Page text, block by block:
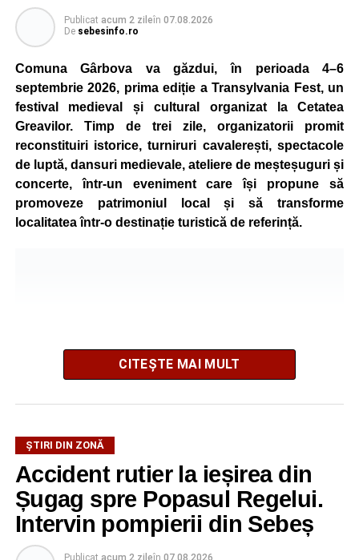
Publicat acum 2 zileîn 07.08.2026
De sebesinfo.ro
Comuna Gârbova va găzdui, în perioada 4–6
septembrie 2026, prima ediție a Transylvania Fest, un
festival medieval și cultural organizat la Cetatea
Greavilor. Timp de trei zile, organizatorii promit
reconstituiri istorice, turniruri cavalerești, spectacole
de luptă, dansuri medievale, ateliere de meșteșuguri și
concerte, într-un eveniment care își propune să
promoveze patrimoniul local și să transforme
localitatea într-o destinație turistică de referință.
Festivalul este organizat de
Liberi, în parteneriat cuPrimăria Comunei Gârbova
Ordinul Cetății Mühlbach, iar accesul publicului va fi
gratuit pe întreaga durată a manifestării.
Cetatea Greavilor și zona centrală a comunei vor fi
CITEȘTE MAI MULT
ȘTIRI DIN ZONĂ
Accident rutier la ieșirea din
Șugag spre Popasul Regelui.
Intervin pompierii din Sebeș
Publicat acum 2 zileîn 07.08.2026